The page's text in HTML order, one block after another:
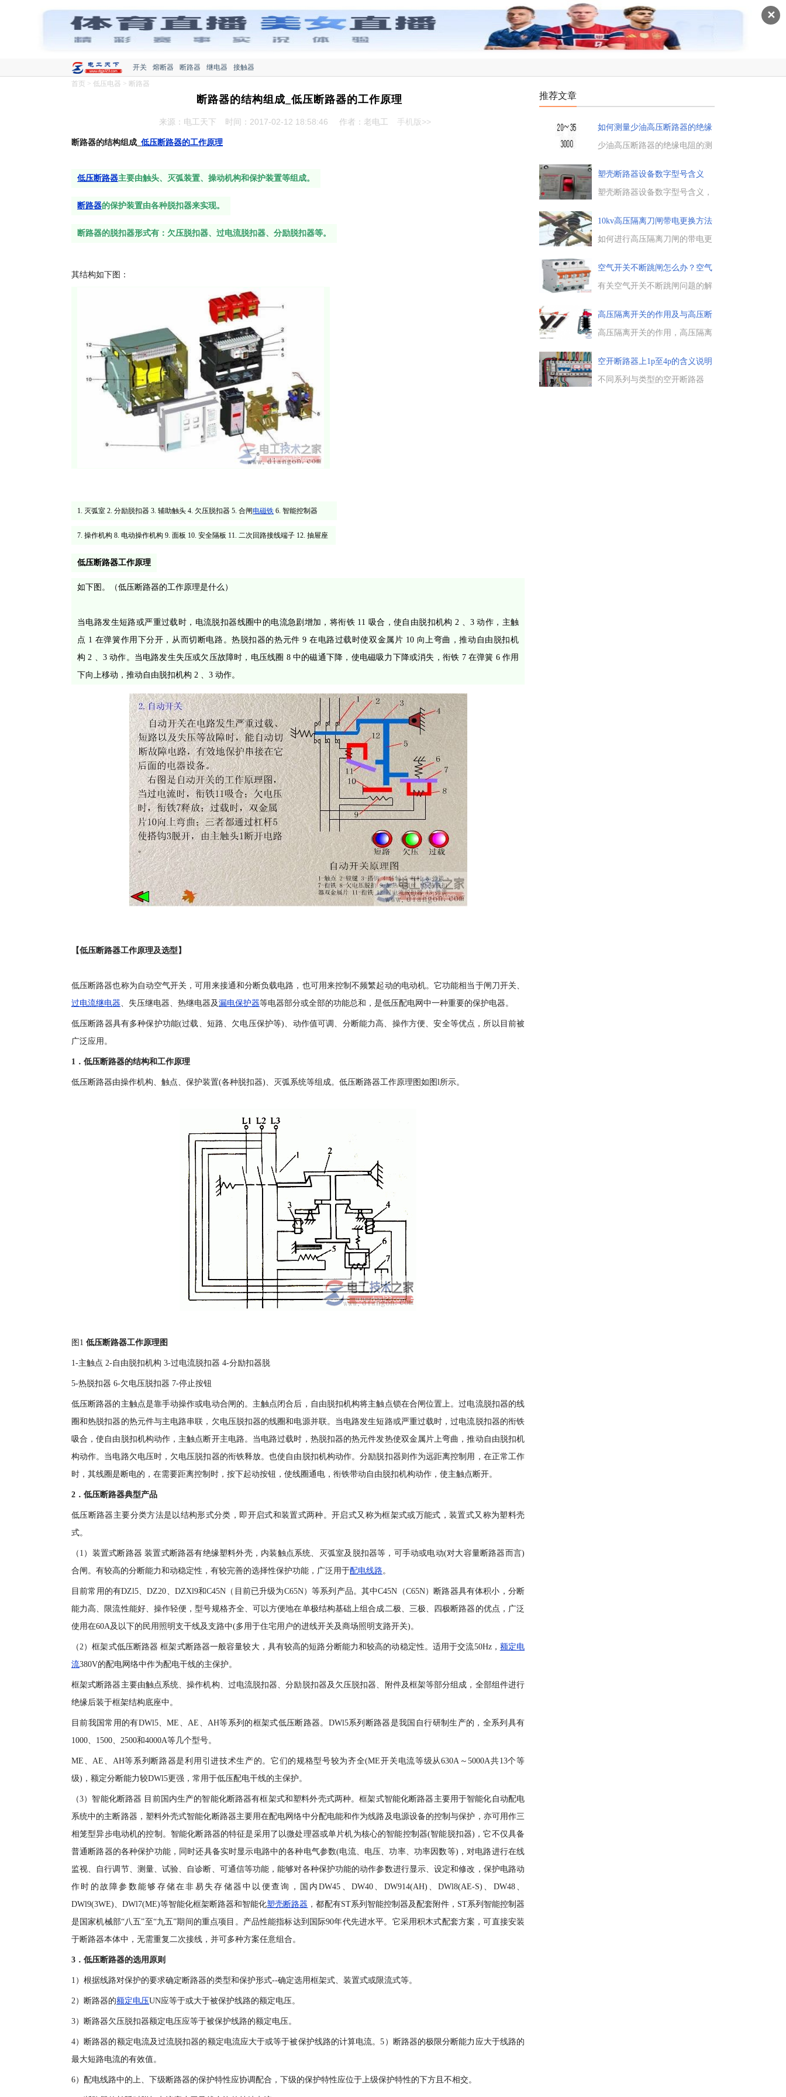
✕
开关 熔断器 断路器 继电器
接触器
首页 > 低压电器 > 断路器
断路器的结构组成_低压断路器的工作原理
来源：电工天下 时间：2017-02-12 18:58:46 作者：老电工 手机版>>
断路器的结构组成_ 低压断路器的工作原理
低压断路器主要由触头、灭弧装置、操动机构和保护装置等组成。
断路器的保护装置由各种脱扣器来实现。
断路器的脱扣器形式有：欠压脱扣器、过电流脱扣器、分励脱扣器等。
其结构如下图：
1. 灭弧室 2. 分励脱扣器 3. 辅助触头 4. 欠压脱扣器 5. 合闸电磁铁 6. 智能控制器
7. 操作机构 8. 电动操作机构 9. 面板 10. 安全隔板 11. 二次回路接线端子 12. 抽屉座
低压断路器工作原理
如下图。（低压断路器的工作原理是什么）
当电路发生短路或严重过载时，电流脱扣器线圈中的电流急剧增加，将衔铁 11 吸合，使自由脱扣机构 2 、3 动作，主触
点 1 在弹簧作用下分开，从而切断电路。热脱扣器的热元件 9 在电路过载时使双金属片 10 向上弯曲，推动自由脱扣机
构 2 、3 动作。当电路发生失压或欠压故障时，电压线圈 8 中的磁通下降，使电磁吸力下降或消失，衔铁 7 在弹簧 6 作用
下向上移动，推动自由脱扣机构 2 、3 动作。
【低压断路器工作原理及选型】
低压断路器也称为自动空气开关，可用来接通和分断负载电路，也可用来控制不频繁起动的电动机。它功能相当于闸刀开关、
过电流继电器、失压继电器、热继电器及漏电保护器等电器部分或全部的功能总和，是低压配电网中一种重要的保护电器。
低压断路器具有多种保护功能(过载、短路、欠电压保护等)、动作值可调、分断能力高、操作方便、安全等优点，所以目前被
广泛应用。
1．低压断路器的结构和工作原理
低压断路器由操作机构、触点、保护装置(各种脱扣器)、灭弧系统等组成。低压断路器工作原理图如图l所示。
图1 低压断路器工作原理图
1-主触点 2-自由脱扣机构 3-过电流脱扣器 4-分励扣器脱
5-热脱扣器 6-欠电压脱扣器 7-停止按钮
低压断路器的主触点是靠手动操作或电动合闸的。主触点闭合后，自由脱扣机构将主触点锁在合闸位置上。过电流脱扣器的线
圈和热脱扣器的热元件与主电路串联，欠电压脱扣器的线圈和电源并联。当电路发生短路或严重过载时，过电流脱扣器的衔铁
吸合，使自由脱扣机构动作，主触点断开主电路。当电路过载时，热脱扣器的热元件发热使双金属片上弯曲，推动自由脱扣机
构动作。当电路欠电压时，欠电压脱扣器的衔铁释放。也使自由脱扣机构动作。分励脱扣器则作为远距离控制用，在正常工作
时，其线圈是断电的，在需要距离控制时，按下起动按钮，使线圈通电，衔铁带动自由脱扣机构动作，使主触点断开。
2．低压断路器典型产品
低压断路器主要分类方法是以结构形式分类，即开启式和装置式两种。开启式又称为框架式或万能式，装置式又称为塑料壳
式。
（1）装置式断路器 装置式断路器有绝缘塑料外壳，内装触点系统、灭弧室及脱扣器等，可手动或电动(对大容量断路器而言)
合闸。有较高的分断能力和动稳定性，有较完善的选择性保护功能，广泛用于配电线路。
目前常用的有DZl5、DZ20、DZXl9和C45N（目前已升级为C65N）等系列产品。其中C45N（C65N）断路器具有体积小，分断
能力高、限流性能好、操作轻便，型号规格齐全、可以方便地在单极结构基础上组合成二极、三极、四极断路器的优点，广泛
使用在60A及以下的民用照明支干线及支路中(多用于住宅用户的进线开关及商场照明支路开关)。
（2）框架式低压断路器 框架式断路器一般容量较大，具有较高的短路分断能力和较高的动稳定性。适用于交流50Hz， 额定电
流380V的配电网络中作为配电干线的主保护。
框架式断路器主要由触点系统、操作机构、过电流脱扣器、分励脱扣器及欠压脱扣器、附件及框架等部分组成，全部组件进行
绝缘后装于框架结构底座中。
目前我国常用的有DWl5、ME、AE、AH等系列的框架式低压断路器。DWl5系列断路器是我国自行研制生产的，全系列具有
1000、1500、2500和4000A等几个型号。
ME、AE、AH等系列断路器是利用引进技术生产的。它们的规格型号较为齐全(ME开关电流等级从630A～5000A共13个等
级)，额定分断能力较DWl5更强，常用于低压配电干线的主保护。
（3）智能化断路器 目前国内生产的智能化断路器有框架式和塑料外壳式两种。框架式智能化断路器主要用于智能化自动配电
系统中的主断路器，塑料外壳式智能化断路器主要用在配电网络中分配电能和作为线路及电源设备的控制与保护，亦可用作三
相笼型异步电动机的控制。智能化断路器的特征是采用了以微处理器或单片机为核心的智能控制器(智能脱扣器)，它不仅具备
普通断路器的各种保护功能，同时还具备实时显示电路中的各种电气参数(电流、电压、功率、功率因数等)，对电路进行在线
监视、自行调节、测量、试验、自诊断、可通信等功能，能够对各种保护功能的动作参数进行显示、设定和修改，保护电路动
作时的故障参数能够存储在非易失存储器中以便查询，国内DW45、DW40、DW914(AH)、DWl8(AE-S)、DW48、
DWl9(3WE)、DWl7(ME)等智能化框架断路器和智能化塑壳断路器 ，都配有ST系列智能控制器及配套附件，ST系列智能控制器
是国家机械部“八五”至“九五”期间的重点项目。产品性能指标达到国际90年代先进水平。它采用积木式配套方案，可直接安装
于断路器本体中，无需重复二次接线，并可多种方案任意组合。
3．低压断路器的选用原则
1）根据线路对保护的要求确定断路器的类型和保护形式--确定选用框架式、装置式或限流式等。
2）断路器的额定电压UN应等于或大于被保护线路的额定电压。
3）断路器欠压脱扣器额定电压应等于被保护线路的额定电压。
4）断路器的额定电流及过流脱扣器的额定电流应大于或等于被保护线路的计算电流。5）断路器的极限分断能力应大于线路的
最大短路电流的有效值。
6）配电线路中的上、下级断路器的保护特性应协调配合，下级的保护特性应位于上级保护特性的下方且不相交。
推荐文章
如何测量少油高压断路器的绝缘
电
少油高压断路器的绝缘电阻的测
油断路器的绝缘杆受潮、电弧烧
伤和绝缘裂缝等缺陷，参照出厂
试验标准或根据设备的运行情况
塑壳断路器设备数字型号含义
塑壳断路器设备数字型号含义，
其上面的数字“3300”“3200”代表
的含义，第一个数字代表极数，
二极用2表示，三极用3表示，4
10kv高压隔离刀闸带电更换方法
(
如何进行高压隔离刀闸的带电更
10kv高压隔离刀闸带电更换的方
法，在施工之前，先在变电站退
出该组线路的自动重合闸装
空气开关不断跳闸怎么办？空气
开跳
有关空气开关不断跳闸问题的解
的原因有哪些，如何解决此问
题，一起来了解下。...
高压隔离开关的作用及与高压断
路
高压隔离开关的作用，高压隔离
关将设备或线路，从一组母线切
换到另一组母线上，接通断开电
路等。...
空开断路器上1p至4p的含义说明
不同系列与类型的空开断路器